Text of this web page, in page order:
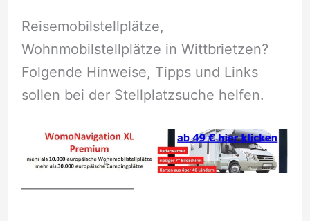
Reisemobilstellplätze,
Wohnmobilstellplätze in Wittbrietzen?
Folgende Hinweise, Tipps und Links
sollen bei der Stellplatzsuche helfen.